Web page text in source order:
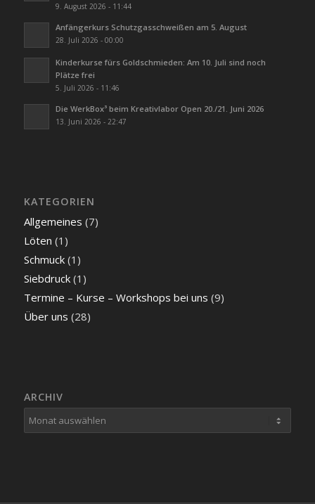
9. August 2026 - 11:44
Anfängerkurs Schutzgasschweißen am 5. August
28. Juli 2026 - 00:00
Kinderkurse fürs Goldschmieden: Am 10. Juli sind noch
Plätze frei
5. Juli 2026 - 11:46
Die WerkBox³ beim Kreativlabor Open 20./21. Juni 2026
13. Juni 2026 - 22:47
KATEGORIEN
Allgemeines (7)
Löten (1)
Schmuck(1)
Siebdruck(1)
Termine – Kurse – Workshops bei uns (9)
Über uns (28)
ARCHIV